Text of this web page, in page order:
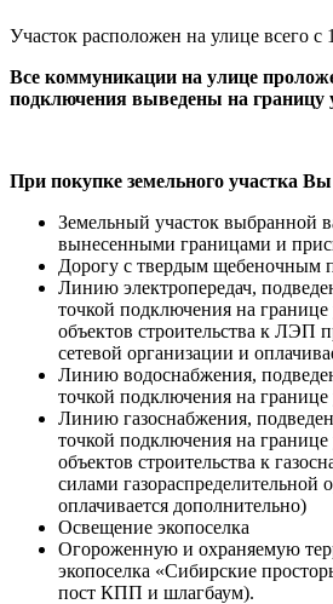
Участок расположен на улице всего с
Все коммуникации на улице
подключения выведены на границу
При покупке земельного участка Вы
Земельный участок выбранной
вынесенными границами и
Дорогу с твердым щебеночным
Линию электропередач,
точкой подключения на
объектов строительства к ЛЭП
сетевой организации и
Линию водоснабжения,
точкой подключения на границе
Линию газоснабжения,
точкой подключения на
объектов строительства к
силами газораспределительной
оплачивается дополнительно)
Освещение экопоселка
Огороженную и охраняемую
экопоселка «Сибирские
пост КПП и шлагбаум).